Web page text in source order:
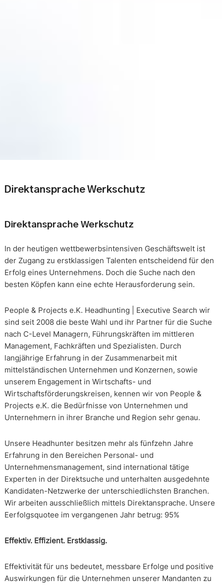
Direktansprache Werkschutz
Direktansprache Werkschutz
In der heutigen wettbewerbsintensiven Geschäftswelt ist
der Zugang zu erstklassigen Talenten entscheidend für den
Erfolg eines Unternehmens. Doch die Suche nach den
besten Köpfen kann eine echte Herausforderung sein.
People & Projects e.K. Headhunting | Executive Search wir
sind seit 2008 die beste Wahl und ihr Partner für die Suche
nach C-Level Managern, Führungskräften im mittleren
Management, Fachkräften und Spezialisten. Durch
langjährige Erfahrung in der Zusammenarbeit mit
mittelständischen Unternehmen und Konzernen, sowie
unserem Engagement in Wirtschafts- und
Wirtschaftsförderungskreisen, kennen wir von People &
Projects e.K. die Bedürfnisse von Unternehmen und
Unternehmern in ihrer Branche und Region sehr genau.
Unsere Headhunter besitzen mehr als fünfzehn Jahre
Erfahrung in den Bereichen Personal- und
Unternehmensmanagement, sind international tätige
Experten in der Direktsuche und unterhalten ausgedehnte
Kandidaten-Netzwerke der unterschiedlichsten Branchen.
Wir arbeiten ausschließlich mittels Direktansprache. Unsere
Eerfolgsquotee im vergangenen Jahr betrug: 95%
Effektiv. Effizient. Erstklassig.
Effektivität für uns bedeutet, messbare Erfolge und positive
Auswirkungen für die Unternehmen unserer Mandanten zu